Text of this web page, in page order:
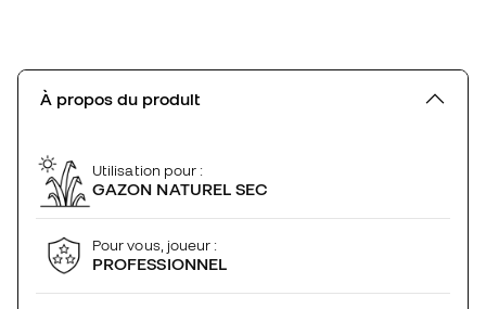
À propos du produit
Utilisation pour :
GAZON NATUREL SEC
Pour vous, joueur :
PROFESSIONNEL